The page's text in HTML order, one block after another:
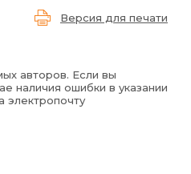
Версия для печати
авторов. Если вы
наличия ошибки в указании
электропочту